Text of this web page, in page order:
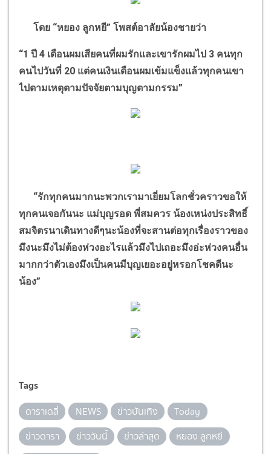
โดย “หยอง ลูกหยี” โพสต์อาลัยน้องชายว่า
“1 ปี 4 เดือนผมเสียคนที่ผมรักและเขารักผมไป 3 คนทุก
คนไปวันที่ 20 แต่คนเงินเดือนผมเข้มแข็งแล้วทุกคนเขา
ไปตามเหตุตามปัจจัยตามบุญตามกรรม”
“รักทุกคนมากนะพวกเรามาเยี่ยมโลกชั่วคราวขอให้
ทุกคนเจอกันนะ แม่บุญรอด พี่สมควร น้องเหน่งประสิทธิ์
สมจิตรนาเดินทางดีๆนะน้องที่จะสานต่อทุกเรื่องราวของ
มึงนะมึงไม่ต้องห่วงอะไรแล้วมึงไปเถอะมึงอ่ะห่วงคนอื่น
มากกว่าตัวเองมึงเป็นคนมีบุญเยอะอยู่หรอกโชคดีนะ
น้อง”
Tags
ดาราเดลี่ NEWS ข่าวบันเทิง
Today
ข่าวดารา
ข่าววันนี้ ข่าวล่าสุด หยอง ลูกหยี